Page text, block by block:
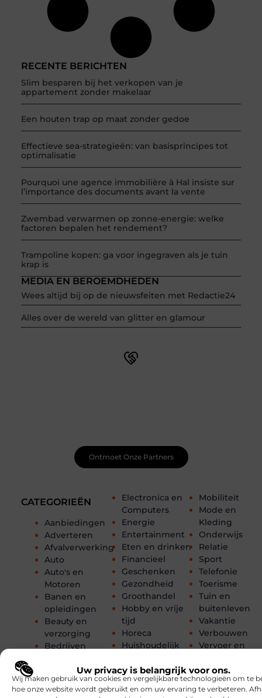
Uw privacy is belangrijk voor ons.
Wij maken gebruik van cookies en vergelijkbare technologieën om te
hoe onze website wordt gebruikt en om uw ervaring te verbeteren.
RECENTE BERICHTEN
Slim besparen bij het verkopen van je
appartement zonder makelaar
Een houten trap op maat zonder gedoe
Effectieve sea-strategieën: van basisprincipes tot
optimalisatie
Pourquoi une agence immobilière à Hal insiste sur
l’importance des documents avant la vente
Zwembad verwarmen op zonne-energie: welke
factoren bepalen het rendement?
Trampoline kopen: ga voor ingegraven als je tuin
krap is
CATEGORIEËN
Aanbiedingen
Adverteren
Afvalverwerking
Auto
Auto's en
Motoren
Banen en
opleidingen
Beauty en
verzorging
Bedrijven
Boeken en
Tijdschriften
Electronica en
Computers
Energie
Entertainment
Eten en drinken
Financieel
Geschenken
Gezondheid
Groothandel
Hobby en vrije
tijd
Horeca
Huishoudelijk
Internet
marketing
Kinderen
Mobiliteit
Mode en
Kleding
Onderwijs
Relatie
Sport
Telefonie
Toerisme
Tuin en
buitenleven
Vakantie
Verbouwen
Vervoer en
Webdesign
Winkelen
Woning en
MEDIA EN BEROEMDHEDEN
Wees altijd bij op de nieuwsfeiten met Redactie24
Alles over de wereld van glitter en glamour
Ontmoet Onze Partners